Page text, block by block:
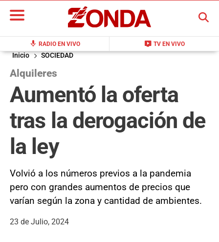
mic RADIO EN VIVO live_tv TV EN VIVO
BUSCAR
Inicio SOCIEDAD
Alquileres
Aumentó la oferta
tras la derogación de
la ley
Volvió a los números previos a la pandemia
pero con grandes aumentos de precios que
varían según la zona y cantidad de ambientes.
23 de Julio, 2024